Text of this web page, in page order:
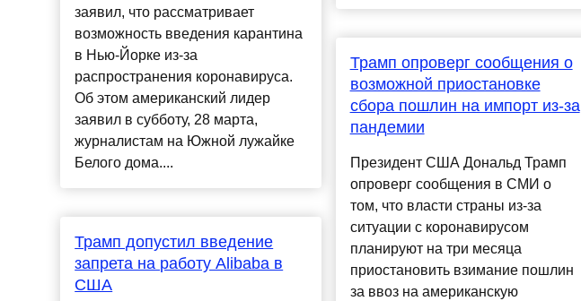
заявил, что рассматривает
возможность введения карантина
в Нью-Йорке из-за
распространения коронавируса.
Об этом американский лидер
заявил в субботу, 28 марта,
журналистам на Южной лужайке
Белого дома....
Трамп допустил введение
запрета на работу Alibaba в
США
Трамп опроверг сообщения о
возможной приостановке
сбора пошлин на импорт из-за
пандемии
Президент США Дональд Трамп
опроверг сообщения в СМИ о
том, что власти страны из-за
ситуации с коронавирусом
планируют на три месяца
приостановить взимание пошлин
за ввоз на американскую